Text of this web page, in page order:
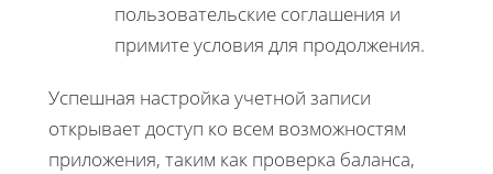
пользовательские соглашения и
примите условия для продолжения.
Успешная настройка учетной записи
открывает доступ ко всем возможностям
приложения, таким как проверка баланса,